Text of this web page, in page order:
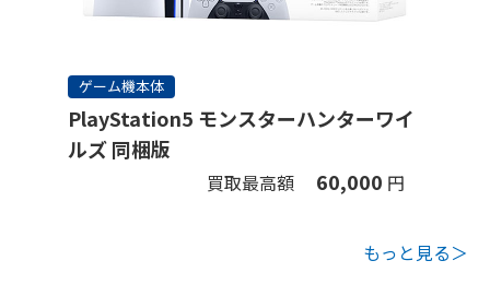
ゲーム機本体
PlayStation5 モンスターハンターワイ
ルズ 同梱版
買取最高額 60,000 円
もっと見る＞